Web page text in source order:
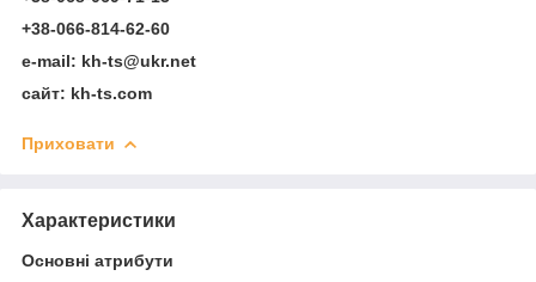
+38-066-814-62-60
e-mail: kh-ts@ukr.net
сайт: kh-ts.com
Приховати
Характеристики
Основні атрибути